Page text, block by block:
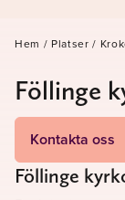
Hem / Platser /
Föllinge
Kontakta oss
Föllinge